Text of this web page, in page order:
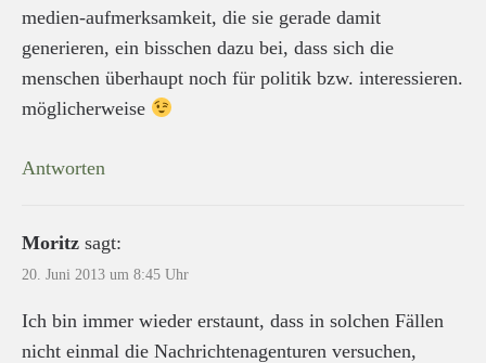
medien-aufmerksamkeit, die sie gerade damit
generieren, ein bisschen dazu bei, dass sich die
menschen überhaupt noch für politik bzw. interessieren.
möglicherweise
Antworten
Moritz sagt:
20. Juni 2013 um 8:45 Uhr
Ich bin immer wieder erstaunt, dass in solchen Fällen
nicht einmal die Nachrichtenagenturen versuchen,